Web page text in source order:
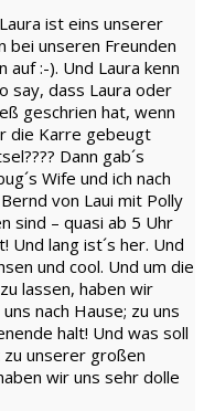
ist eins unserer
bei unseren Freunden
:-). Und Laura kenn
say, dass Laura oder
geschrien hat, wenn
die Karre gebeugt
Dann gab´s
Wife und ich nach
von Laui mit Polly
sind – quasi ab 5 Uhr
Und lang ist´s her. Und
und cool. Und um die
lassen, haben wir
nach Hause; zu uns
halt! Und was soll
unserer großen
wir uns sehr dolle